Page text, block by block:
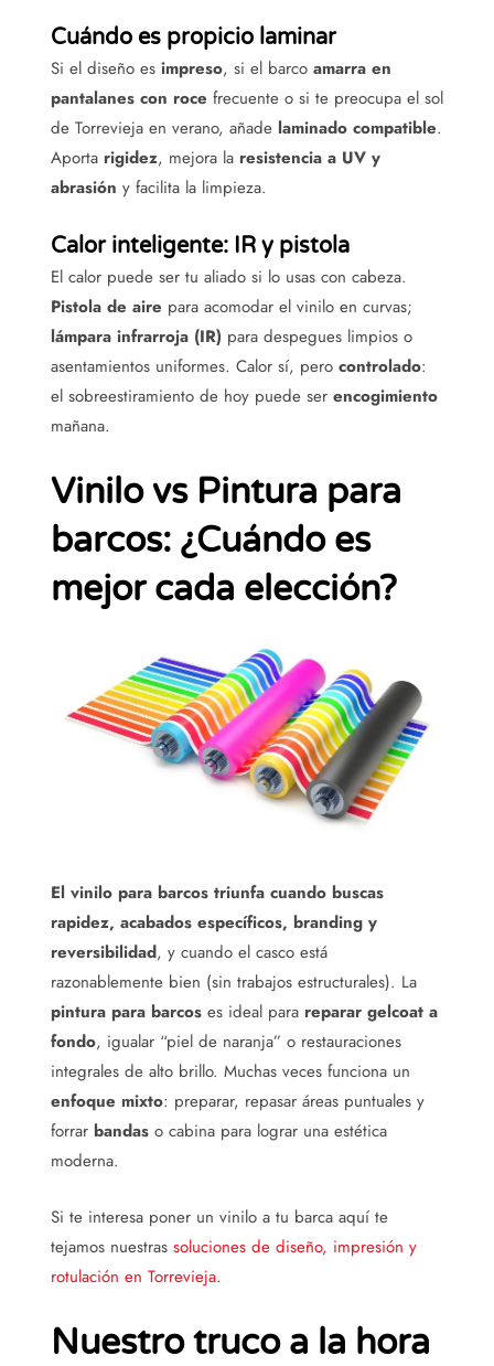
Cuándo es propicio laminar
Si el diseño es impreso, si el barco amarra en
pantalanes con roce frecuente o si te preocupa el sol
de Torrevieja en verano, añade laminado compatible.
Aporta rigidez, mejora la resistencia a UV y
abrasión y facilita la limpieza.
Calor inteligente: IR y pistola
El calor puede ser tu aliado si lo usas con cabeza.
Pistola de aire para acomodar el vinilo en curvas;
lámpara infrarroja (IR) para despegues limpios o
asentamientos uniformes. Calor sí, pero controlado:
el sobreestiramiento de hoy puede ser encogimiento
mañana.
Vinilo vs Pintura para
barcos: ¿Cuándo es
mejor cada elección?
El vinilo para barcos triunfa cuando buscas
rapidez, acabados específicos, branding y
reversibilidad, y cuando el casco está
razonablemente bien (sin trabajos estructurales). La
pintura para barcos es ideal para reparar gelcoat a
fondo, igualar “piel de naranja” o restauraciones
integrales de alto brillo. Muchas veces funciona un
enfoque mixto: preparar, repasar áreas puntuales y
forrar bandas o cabina para lograr una estética
moderna.
Si te interesa poner un vinilo a tu barca aquí te
tejamos nuestras soluciones de diseño, impresión y
rotulación en Torrevieja.
Nuestro truco a la hora